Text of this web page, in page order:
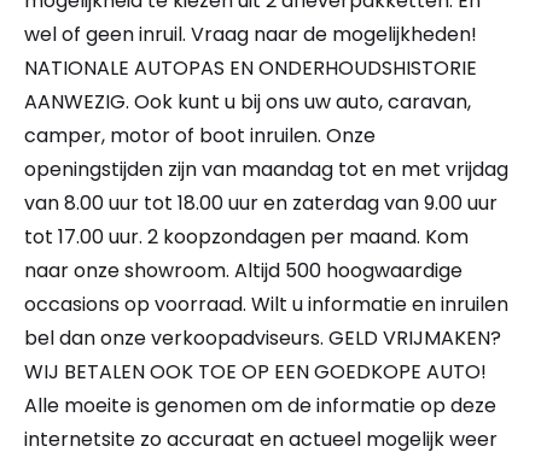
wel of geen inruil. Vraag naar de mogelijkheden!
NATIONALE AUTOPAS EN ONDERHOUDSHISTORIE
AANWEZIG. Ook kunt u bij ons uw auto, caravan,
camper, motor of boot inruilen. Onze
openingstijden zijn van maandag tot en met vrijdag
van 8.00 uur tot 18.00 uur en zaterdag van 9.00 uur
tot 17.00 uur. 2 koopzondagen per maand. Kom
naar onze showroom. Altijd 500 hoogwaardige
occasions op voorraad. Wilt u informatie en inruilen
bel dan onze verkoopadviseurs. GELD VRIJMAKEN?
WIJ BETALEN OOK TOE OP EEN GOEDKOPE AUTO!
Alle moeite is genomen om de informatie op deze
internetsite zo accuraat en actueel mogelijk weer